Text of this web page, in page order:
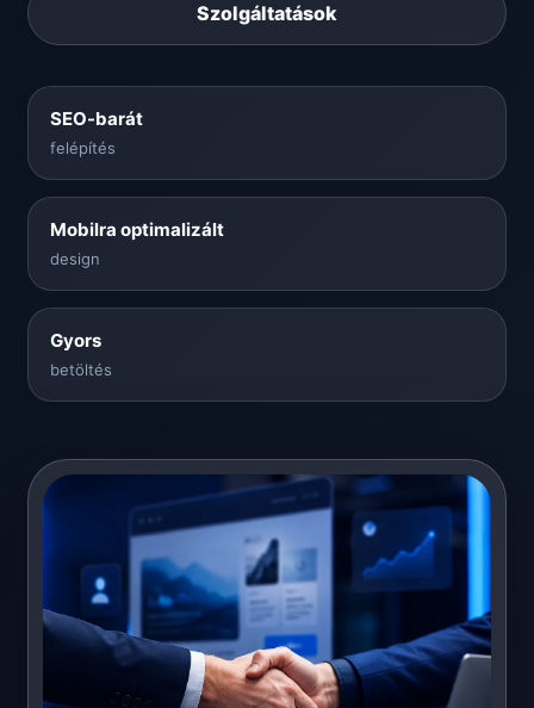
Szolgáltatások
SEO-barát
felépítés
Mobilra optimalizált
design
Gyors
betöltés